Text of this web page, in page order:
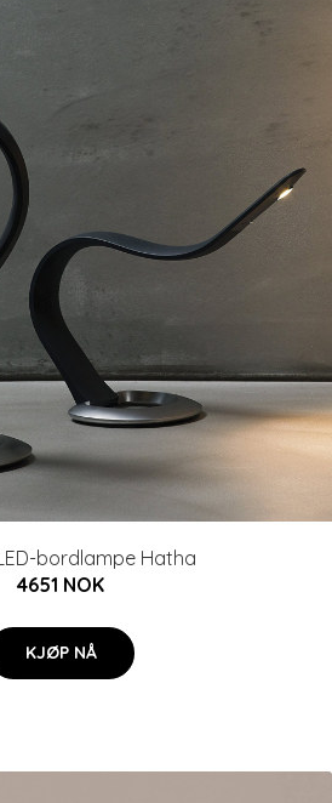
bordlampe Hatha
4651 NOK
KJØP NÅ